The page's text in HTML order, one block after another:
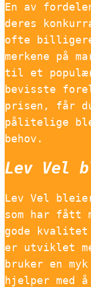
En av
deres
ofte billigere
merkene på
til et
bevisste
prisen, får
pålitelige
behov.
Lev Vel
Lev Vel
som har fått
gode kvalitet
er utviklet
bruker en
hjelper med